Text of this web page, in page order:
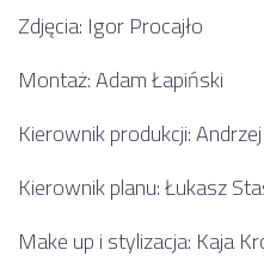
Zdjęcia: Igor Procajło
Montaż: Adam Łapiński
Kierownik produkcji:
Kierownik planu: Łukasz
Make up i stylizacja: Kaja